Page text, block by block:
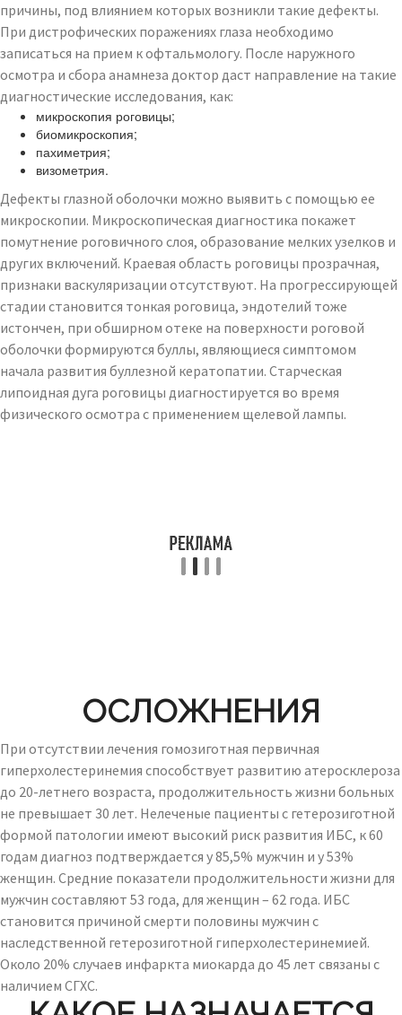
причины, под влиянием которых возникли такие дефекты.
При дистрофических поражениях глаза необходимо
записаться на прием к офтальмологу. После наружного
осмотра и сбора анамнеза доктор даст направление на такие
диагностические исследования, как:
микроскопия роговицы;
биомикроскопия;
пахиметрия;
визометрия.
Дефекты глазной оболочки можно выявить с помощью ее
микроскопии. Микроскопическая диагностика покажет
помутнение роговичного слоя, образование мелких узелков и
других включений. Краевая область роговицы прозрачная,
признаки васкуляризации отсутствуют. На прогрессирующей
стадии становится тонкая роговица, эндотелий тоже
истончен, при обширном отеке на поверхности роговой
оболочки формируются буллы, являющиеся симптомом
начала развития буллезной кератопатии. Старческая
липоидная дуга роговицы диагностируется во время
физического осмотра с применением щелевой лампы.
ОСЛОЖНЕНИЯ
При отсутствии лечения гомозиготная первичная
гиперхолестеринемия способствует развитию атеросклероза
до 20-летнего возраста, продолжительность жизни больных
не превышает 30 лет. Нелеченые пациенты с гетерозиготной
формой патологии имеют высокий риск развития ИБС, к 60
годам диагноз подтверждается у 85,5% мужчин и у 53%
женщин. Средние показатели продолжительности жизни для
мужчин составляют 53 года, для женщин – 62 года. ИБС
становится причиной смерти половины мужчин с
наследственной гетерозиготной гиперхолестеринемией.
Около 20% случаев инфаркта миокарда до 45 лет связаны с
наличием СГХС.